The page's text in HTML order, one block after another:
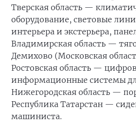
Тверская область —
оборудование, световые
интерьера и экстерьера,
Владимирская область —
Демихово (Московская
Ростовская область —
информационные системы
Нижегородская область —
Республика Татарстан —
машиниста.